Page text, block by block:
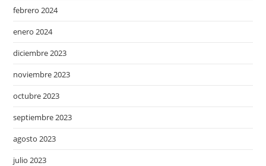
febrero 2024
enero 2024
diciembre 2023
noviembre 2023
octubre 2023
septiembre 2023
agosto 2023
julio 2023